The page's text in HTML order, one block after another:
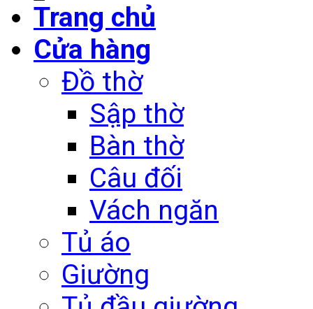
Trang chủ
Cửa hàng
Đồ thờ
Sập thờ
Bàn thờ
Câu đối
Vách ngăn
Tủ áo
Giường